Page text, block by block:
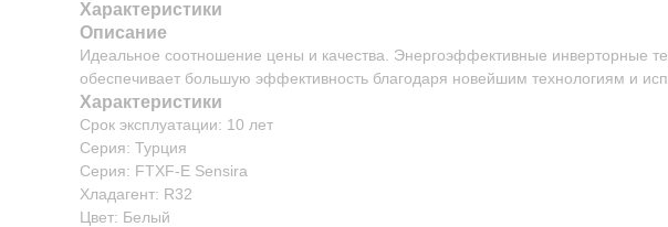
Характеристики
Описание
Идеальное соотношение цены и качества. Энергоэффективные инверторные
обеспечивает большую эффективность благодаря новейшим технологиям и
Характеристики
Срок эксплуатации: 10 лет
Серия: Турция
Серия: FTXF-E Sensira
Хладагент: R32
Цвет: Белый